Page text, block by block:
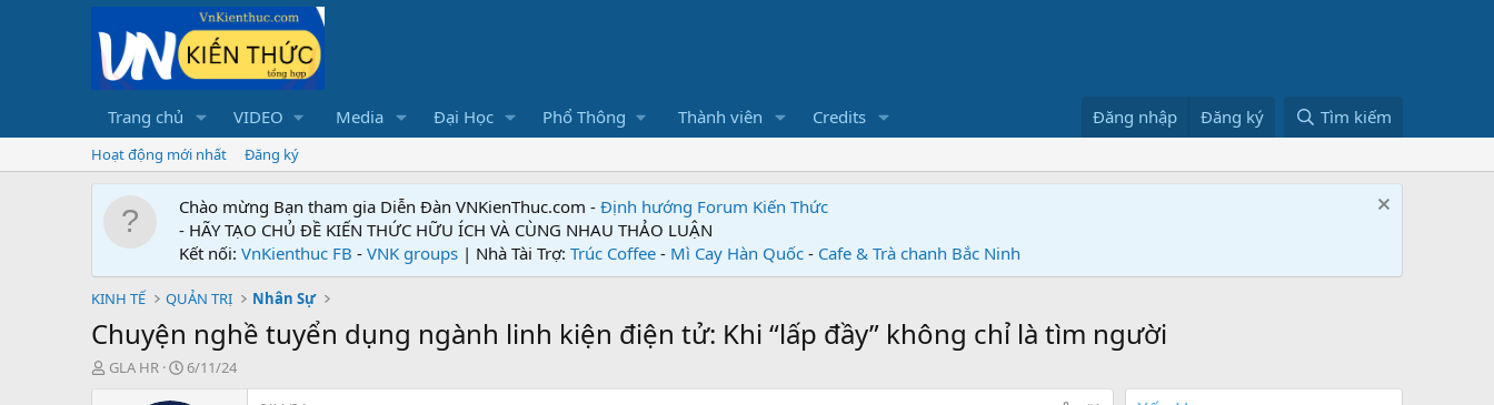
Trang chủ VIDEO Media Đại Học Phổ Thông Thành viên Credits Đăng nhập Đăng ký Tìm kiếm
Hoạt động mới nhất Đăng ký
Chào mừng Bạn tham gia Diễn Đàn VNKienThuc.com - Định hướng Forum Kiến Thức
- HÃY TẠO CHỦ ĐỀ KIẾN THỨC HỮU ÍCH VÀ CÙNG NHAU THẢO LUẬN
Kết nối: VnKienthuc FB - VNK groups | Nhà Tài Trợ: Trúc Coffee - Mì Cay Hàn Quốc - Cafe & Trà chanh Bắc Ninh
KINH TẾ QUẢN TRỊ Nhân Sự
Chuyện nghề tuyển dụng ngành linh kiện điện tử: Khi “lấp đầy” không chỉ là tìm người
T
GLA HR
N
6/11/24